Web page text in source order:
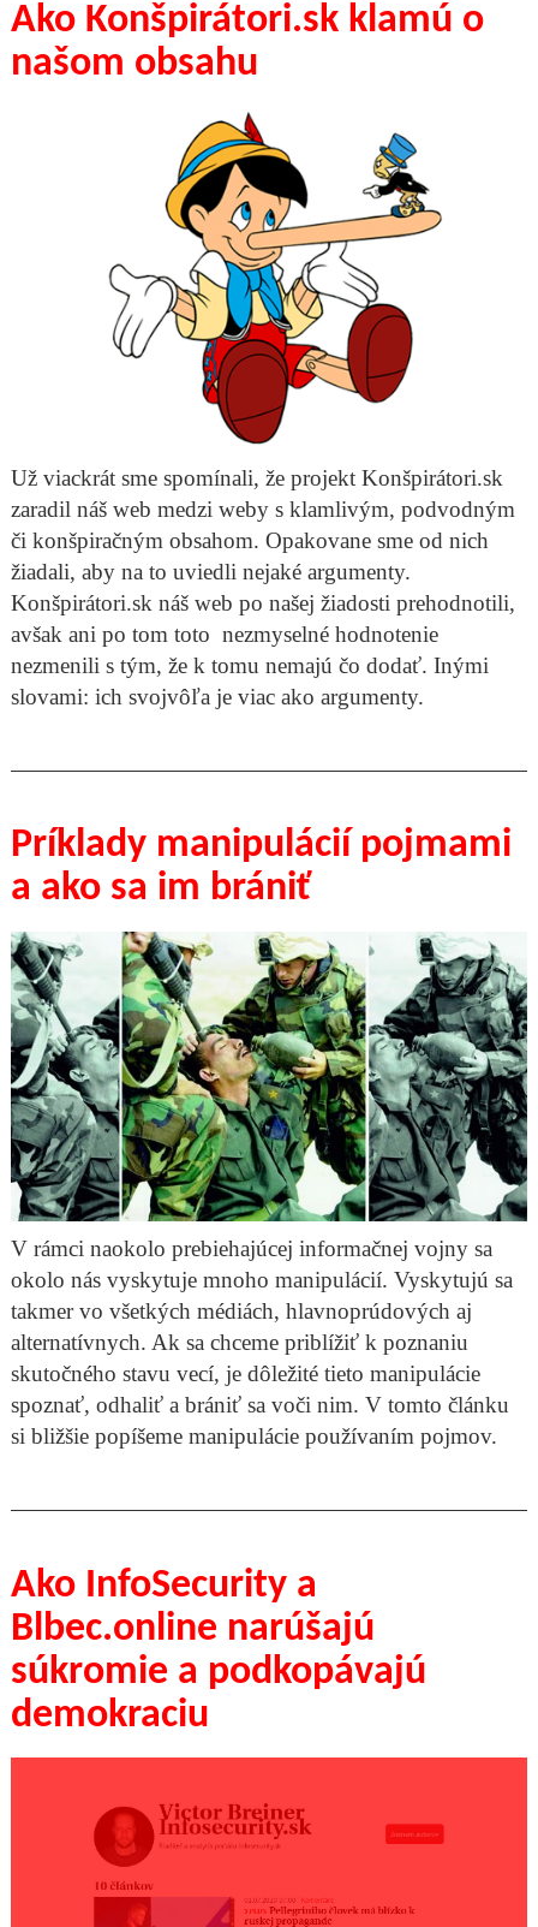
Ako Konšpirátori.sk klamú o
našom obsahu
Už viackrát sme spomínali, že projekt Konšpirátori.sk
zaradil náš web medzi weby s klamlivým, podvodným
či konšpiračným obsahom. Opakovane sme od nich
žiadali, aby na to uviedli nejaké argumenty.
Konšpirátori.sk náš web po našej žiadosti prehodnotili,
avšak ani po tom toto nezmyselné hodnotenie
nezmenili s tým, že k tomu nemajú čo dodať. Inými
slovami: ich svojvôľa je viac ako argumenty.
Príklady manipulácií pojmami
a ako sa im brániť
V rámci naokolo prebiehajúcej informačnej vojny sa
okolo nás vyskytuje mnoho manipulácií. Vyskytujú sa
takmer vo všetkých médiách, hlavnoprúdových aj
alternatívnych. Ak sa chceme priblížiť k poznaniu
skutočného stavu vecí, je dôležité tieto manipulácie
spoznať, odhaliť a brániť sa voči nim. V tomto článku
si bližšie popíšeme manipulácie používaním pojmov.
Ako InfoSecurity a
Blbec.online narúšajú
súkromie a podkopávajú
demokraciu